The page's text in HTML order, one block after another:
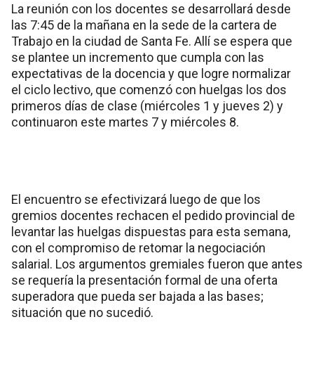
La reunión con los docentes se desarrollará desde
las 7:45 de la mañana en la sede de la cartera de
Trabajo en la ciudad de Santa Fe. Allí se espera que
se plantee un incremento que cumpla con las
expectativas de la docencia y que logre normalizar
el ciclo lectivo, que comenzó con huelgas los dos
primeros días de clase (miércoles 1 y jueves 2) y
continuaron este martes 7 y miércoles 8.
El encuentro se efectivizará luego de que los
gremios docentes rechacen el pedido provincial de
levantar las huelgas dispuestas para esta semana,
con el compromiso de retomar la negociación
salarial. Los argumentos gremiales fueron que antes
se requería la presentación formal de una oferta
superadora que pueda ser bajada a las bases;
situación que no sucedió.